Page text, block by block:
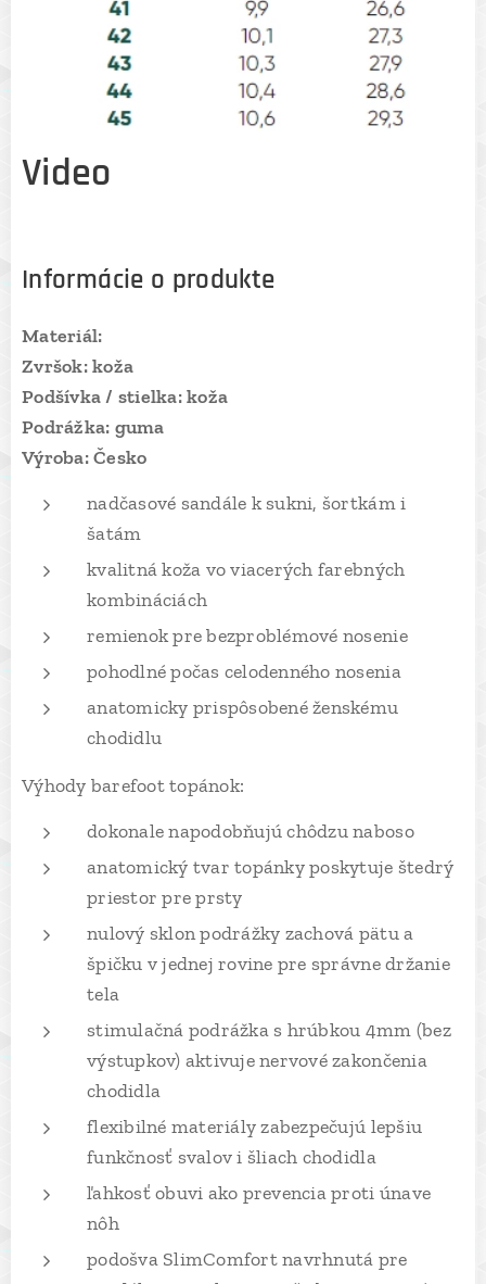
Video
Informácie o produkte
Materiál:
Zvršok: koža
Podšívka / stielka: koža
Podrážka: guma
Výroba: Česko
nadčasové sandále k sukni, šortkám i
šatám
kvalitná koža vo viacerých farebných
kombináciách
remienok pre bezproblémové nosenie
pohodlné počas celodenného nosenia
anatomicky prispôsobené ženskému
chodidlu
Výhody barefoot topánok:
dokonale napodobňujú chôdzu naboso
anatomický tvar topánky poskytuje štedrý
priestor pre prsty
nulový sklon podrážky zachová pätu a
špičku v jednej rovine pre správne držanie
tela
stimulačná podrážka s hrúbkou 4mm (bez
výstupkov) aktivuje nervové zakončenia
chodidla
flexibilné materiály zabezpečujú lepšiu
funkčnosť svalov i šliach chodidla
ľahkosť obuvi ako prevencia proti únave
nôh
podošva SlimComfort navrhnutá pre